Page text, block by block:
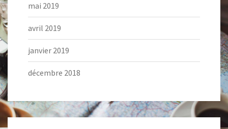
mai 2019
avril 2019
janvier 2019
décembre 2018